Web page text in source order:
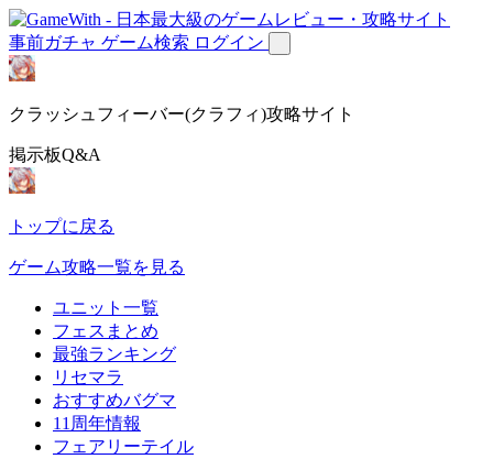
事前ガチャ ゲーム検索 ログイン
クラッシュフィーバー(クラフィ)攻略サイト
掲示板Q&A
トップに戻る
ゲーム攻略一覧を見る
ユニット一覧
フェスまとめ
最強ランキング
リセマラ
おすすめバグマ
11周年情報
フェアリーテイル